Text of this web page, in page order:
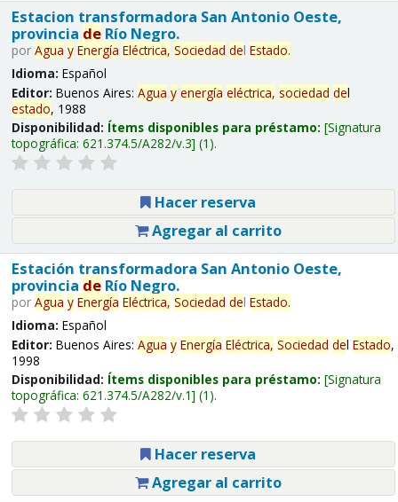
Estacion transformadora San Antonio Oeste,
provincia deRío Negro.
por Agua y Energía Eléctrica, Sociedad del Estado.
Idioma: Español
Editor: Buenos Aires: Agua y energía eléctrica, sociedad del
estado, 1988
Disponibilidad: Ítems disponibles para préstamo: Signatura
topográfica: 621.374.5/A282/v.3 (1).
Hacer reserva
Agregar al carrito
Estación transformadora San Antonio Oeste,
provincia deRío Negro.
por Agua y Energía Eléctrica, Sociedad del Estado.
Idioma: Español
Editor: Buenos Aires: Agua y Energía Eléctrica, Sociedad del Estado,
1998
Disponibilidad: Ítems disponibles para préstamo: Signatura
topográfica: 621.374.5/A282/v.1 (1).
Hacer reserva
Agregar al carrito